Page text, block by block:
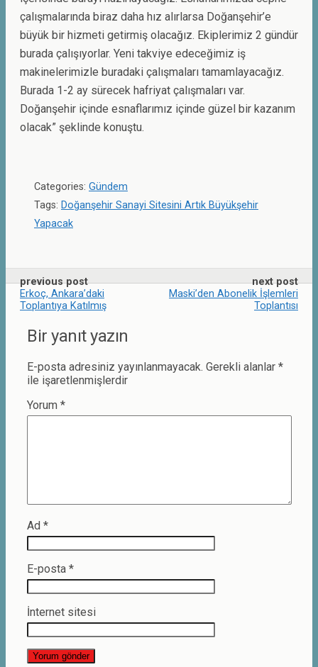
çalışmalarında biraz daha hız alırlarsa Doğanşehir’e
büyük bir hizmeti getirmiş olacağız. Ekiplerimiz 2 gündür
burada çalışıyorlar. Yeni takviye edeceğimiz iş
makinelerimizle buradaki çalışmaları tamamlayacağız.
Burada 1-2 ay sürecek hafriyat çalışmaları var.
Doğanşehir içinde esnaflarımız içinde güzel bir kazanım
olacak” şeklinde konuştu.
Categories: Gündem
Tags: Doğanşehir Sanayi Sitesini Artık Büyükşehir
Yapacak
previous post
Erkoç, Ankara’daki
Toplantıya Katılmış
next post
Maski’den Abonelik İşlemleri
Toplantısı
Bir yanıt yazın
E-posta adresiniz yayınlanmayacak. Gerekli alanlar *
ile işaretlenmişlerdir
Yorum *
Ad *
E-posta *
İnternet sitesi